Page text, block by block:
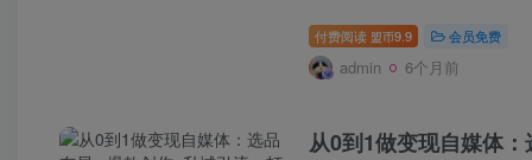
付费阅读 盟币9.9 会员免费
admin 6个月前
从0到1做变现自媒体